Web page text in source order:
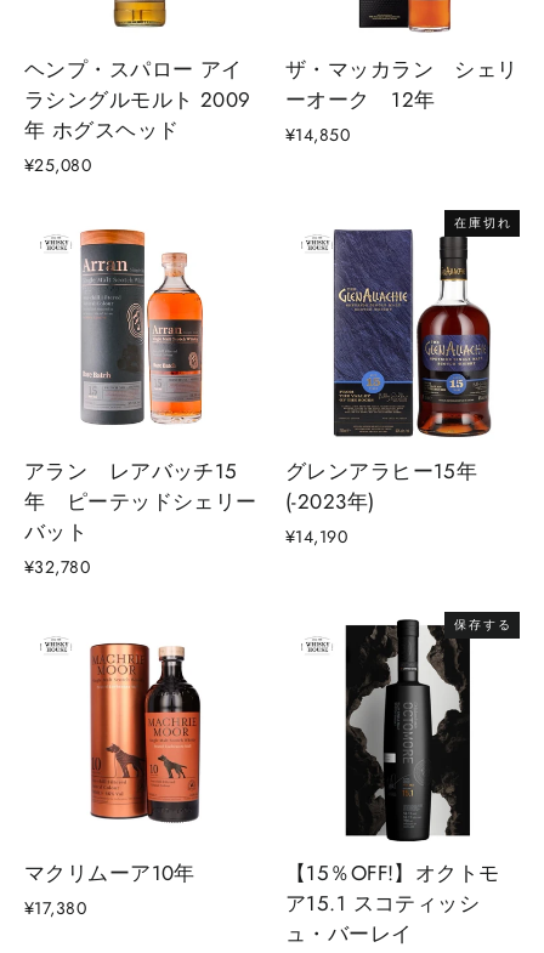
ヘンプ・スパロー アイ
ラシングルモルト 2009
年 ホグスヘッド
¥25,080
ザ・マッカラン シェリ
ーオーク 12年
¥14,850
アラン レアバッチ15
年 ピーテッドシェリー
バット
¥32,780
在庫切れ
グレンアラヒー15年
(-2023年)
¥14,190
マクリムーア10年
¥17,380
保存する
【15％OFF!】オクトモ
ア15.1 スコティッシ
ュ・バーレイ